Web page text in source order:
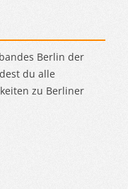
Berlin der
du alle
zu Berliner